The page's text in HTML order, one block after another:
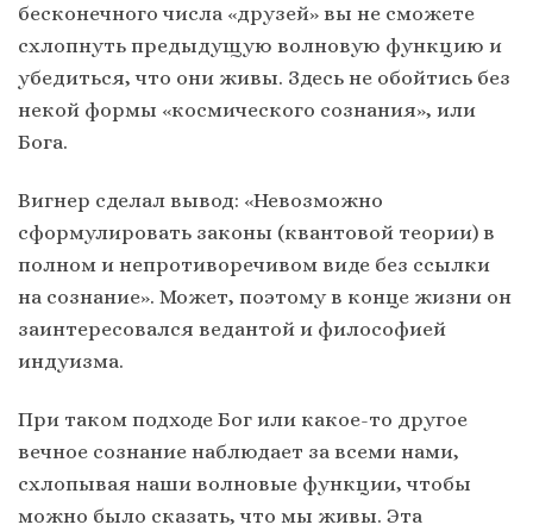
бесконечного числа «друзей» вы не сможете
схлопнуть предыдущую волновую функцию и
убедиться, что они живы. Здесь не обойтись без
некой формы «космического сознания», или
Бога.
Вигнер сделал вывод: «Невозможно
сформулировать законы (квантовой теории) в
полном и непротиворечивом виде без ссылки
на сознание». Может, поэтому в конце жизни он
заинтересовался ведантой и философией
индуизма.
При таком подходе Бог или какое-то другое
вечное сознание наблюдает за всеми нами,
схлопывая наши волновые функции, чтобы
можно было сказать, что мы живы. Эта